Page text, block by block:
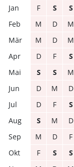
F
S S
M
D M
M
D M
D
F S
S
S M
D
M D
D
F S
S
M D
M
D F
F
S S